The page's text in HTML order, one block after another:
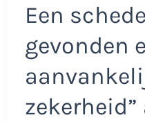
Een
gevonden
zekerheid”